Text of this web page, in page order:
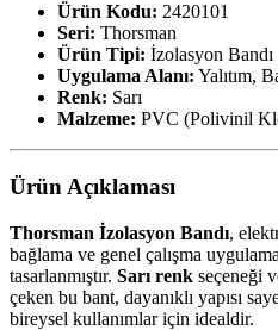
Ürün Kodu: 2420101
Seri: Thorsman
Ürün Tipi: İzolasyon Bandı
Uygulama Alanı: Yalıtım,
Renk: Sarı
Malzeme: PVC (Polivinil
Ürün Açıklaması
Thorsman İzolasyon Bandı,
bağlama ve genel çalışma
tasarlanmıştır. Sarı renk seçeneği
çeken bu bant, dayanıklı yapısı
bireysel kullanımlar için idealdir.